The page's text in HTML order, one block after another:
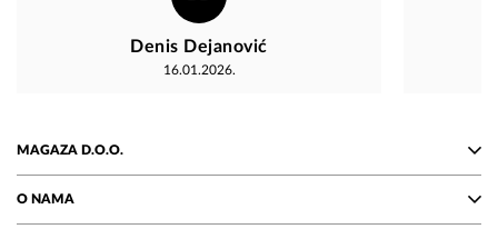
Denis Dejanović
16.01.2026.
MAGAZA D.O.O.
O NAMA